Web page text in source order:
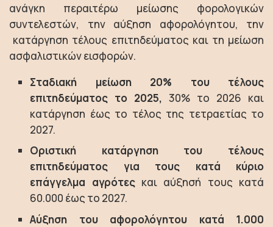
ανάγκη περαιτέρω μείωσης φορολογικών
συντελεστών, την αύξηση αφορολόγητου, την
κατάργηση τέλους επιτηδεύματος και τη μείωση
ασφαλιστικών εισφορών.
Σταδιακή μείωση 20% του τέλους
επιτηδεύματος το 2025, 30% το 2026 και
κατάργηση έως το τέλος της τετραετίας το
2027.
Οριστική κατάργηση του τέλους
επιτηδεύματος για τους κατά κύριο
επάγγελμα αγρότεςκαι αύξησή τους κατά
60.000 έως το 2027.
Αύξηση του αφορολόγητου κατά 1.000